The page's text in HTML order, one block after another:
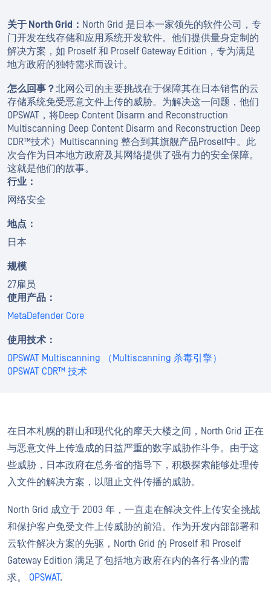
关于 North Grid： North Grid 是日本一家领先的软件公司，专
门开发在线存储和应用系统开发软件。他们提供量身定制的
解决方案，如 Proself 和 Proself Gateway Edition，专为满足
地方政府的独特需求而设计。
怎么回事？北网公司的主要挑战在于保障其在日本销售的云
存储系统免受恶意文件上传的威胁。为解决这一问题，他们
OPSWAT，将Deep Content Disarm and Reconstruction
Multiscanning Deep Content Disarm and Reconstruction Deep
CDR™技术）Multiscanning 整合到其旗舰产品Proself中。此
次合作为日本地方政府及其网络提供了强有力的安全保障。
这就是他们的故事。
行业：
网络安全
地点：
日本
规模
27雇员
使用产品：
MetaDefender Core
使用技术：
OPSWAT Multiscanning （Multiscanning 杀毒引擎）
OPSWAT CDR™ 技术
在日本札幌的群山和现代化的摩天大楼之间，North Grid 正在
与恶意文件上传造成的日益严重的数字威胁作斗争。由于这
些威胁，日本政府在总务省的指导下，积极探索能够处理传
入文件的解决方案，以阻止文件传播的威胁。
North Grid 成立于 2003 年，一直走在解决文件上传安全挑战
和保护客户免受文件上传威胁的前沿。作为开发内部部署和
云软件解决方案的先驱，North Grid 的 Proself 和 Proself
Gateway Edition 满足了包括地方政府在内的各行各业的需
求。 OPSWAT.